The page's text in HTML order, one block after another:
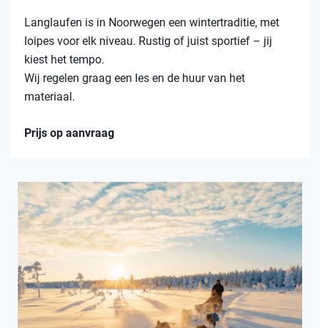
Langlaufen is in Noorwegen een wintertraditie, met
loipes voor elk niveau. Rustig of juist sportief – jij
kiest het tempo.
Wij regelen graag een les en de huur van het
materiaal.
Prijs op aanvraag